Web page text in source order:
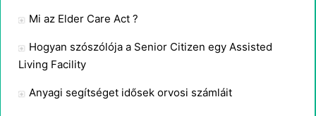
Mi az Elder Care Act ?
Hogyan szószólója a Senior Citizen egy Assisted
Living Facility
Anyagi segítséget idősek orvosi számláit